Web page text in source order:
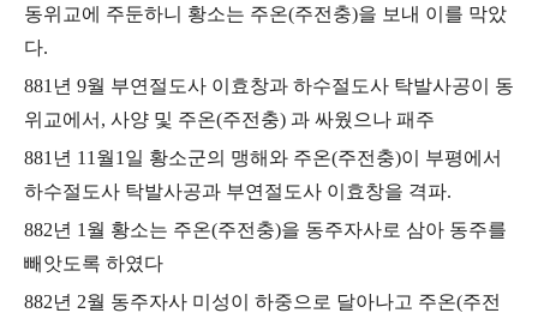
동위교에 주둔하니 황소는 주온(주전충)을 보내 이를 막았
다.
881 년 9월 부연절도사 이효창과 하수절도사 탁발사공이 동
위교에서 , 사양 및 주온(주전충) 과 싸웠으나 패주
881 년 11 월1 일 황소군의 맹해와 주온(주전충)이 부평에서
하수절도사 탁발사공과 부연절도사 이효창을 격파.
882년 1 월 황소는 주온(주전충)을 동주자사로 삼아 동주를
빼앗도록 하였다
882년 2월 동주자사 미성이 하중으로 달아나고 주온(주전